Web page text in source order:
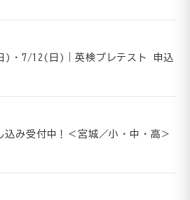
)・7/12(日)｜英検プレテスト 申込
込み受付中！＜宮城／小・中・高＞